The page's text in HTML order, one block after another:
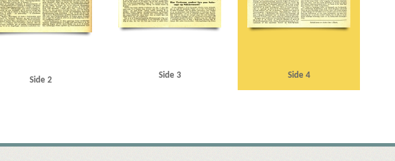
Side 2
Side 3 Side 4